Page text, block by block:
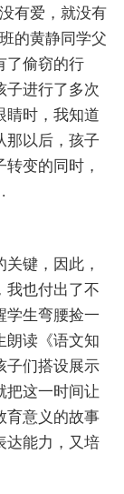
有爱，就没有
的黄静同学父
了偷窃的行
子进行了多次
睛时，我知道
那以后，孩子
变的同时，
键，因此，
我也付出了不
学生弯腰捡一
朗读《语文知
子们搭设展示
把这一时间让
育意义的故事
达能力，又培